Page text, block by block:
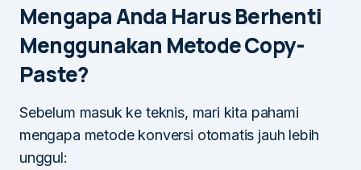
Mengapa Anda Harus Berhenti
Menggunakan Metode Copy-
Paste?
Sebelum masuk ke teknis, mari kita pahami
mengapa metode konversi otomatis jauh lebih
unggul: